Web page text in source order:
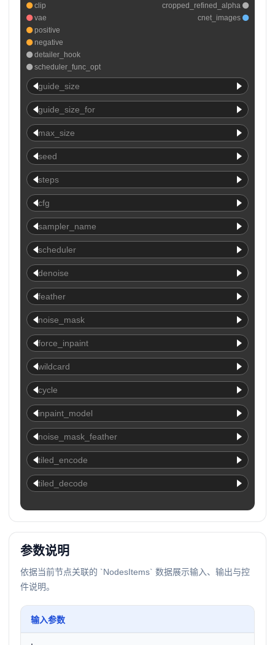
clip
vae
positive
negative
detailer_hook
scheduler_func_opt
cropped_refined_alpha
cnet_images
guide_size
guide_size_for
max_size
seed
steps
cfg
sampler_name
scheduler
denoise
feather
noise_mask
force_inpaint
wildcard
cycle
inpaint_model
noise_mask_feather
tiled_encode
tiled_decode
参数说明
依据当前节点关联的 `NodesItems` 数据展示输入、输出与控
件说明。
输入参数